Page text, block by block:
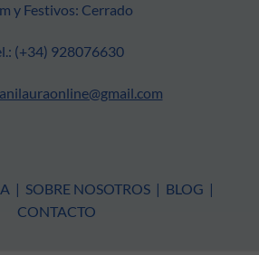
y Festivos: Cerrado
(+34) 928076630
| SOBRE NOSOTROS | BLOG |
CONTACTO